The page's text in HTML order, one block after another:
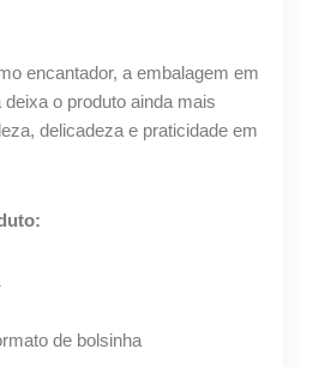
encantador, a embalagem em
o produto ainda mais
delicadeza e praticidade em
de bolsinha